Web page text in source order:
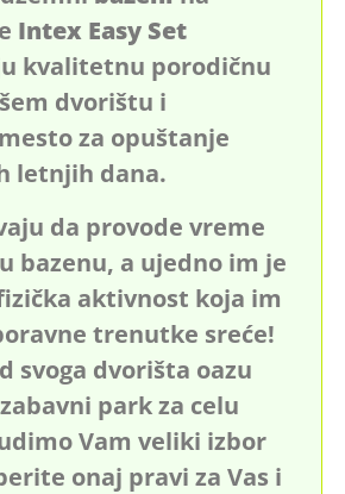
Intex Easy Set
kvalitetnu porodičnu
dvorištu i
za opuštanje
letnjih dana.
da provode vreme
bazenu, a ujedno im je
aktivnost koja im
trenutke sreće!
svoga dvorišta oazu
park za celu
Vam veliki izbor
onaj pravi za Vas i